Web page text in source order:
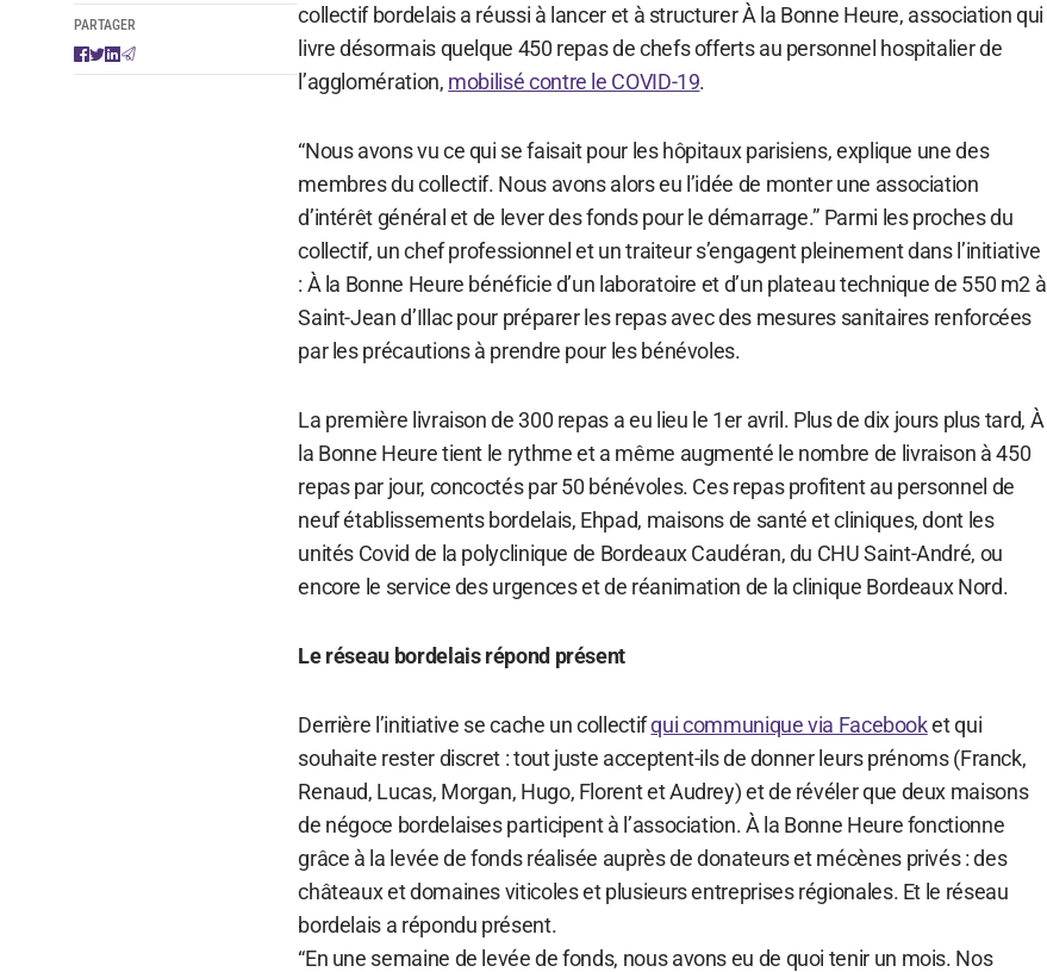
PARTAGER
collectif bordelais a réussi à lancer et à structurer À la Bonne Heure, association qui
livre désormais quelque 450 repas de chefs offerts au personnel hospitalier de
l’agglomération, mobilisé contre le COVID-19.
“Nous avons vu ce qui se faisait pour les hôpitaux parisiens, explique une des
membres du collectif. Nous avons alors eu l’idée de monter une association
d’intérêt général et de lever des fonds pour le démarrage.” Parmi les proches du
collectif, un chef professionnel et un traiteur s’engagent pleinement dans l’initiative
: À la Bonne Heure bénéficie d’un laboratoire et d’un plateau technique de 550 m2 à
Saint-Jean d’Illac pour préparer les repas avec des mesures sanitaires renforcées
par les précautions à prendre pour les bénévoles.
La première livraison de 300 repas a eu lieu le 1er avril. Plus de dix jours plus tard, À
la Bonne Heure tient le rythme et a même augmenté le nombre de livraison à 450
repas par jour, concoctés par 50 bénévoles. Ces repas profitent au personnel de
neuf établissements bordelais, Ehpad, maisons de santé et cliniques, dont les
unités Covid de la polyclinique de Bordeaux Caudéran, du CHU Saint-André, ou
encore le service des urgences et de réanimation de la clinique Bordeaux Nord.
Le réseau bordelais répond présent
Derrière l’initiative se cache un collectifqui communique via Facebooket qui
souhaite rester discret : tout juste acceptent-ils de donner leurs prénoms (Franck,
Renaud, Lucas, Morgan, Hugo, Florent et Audrey) et de révéler que deux maisons
de négoce bordelaises participent à l’association. À la Bonne Heure fonctionne
grâce à la levée de fonds réalisée auprès de donateurs et mécènes privés : des
châteaux et domaines viticoles et plusieurs entreprises régionales. Et le réseau
bordelais a répondu présent.
“En une semaine de levée de fonds, nous avons eu de quoi tenir un mois. Nos